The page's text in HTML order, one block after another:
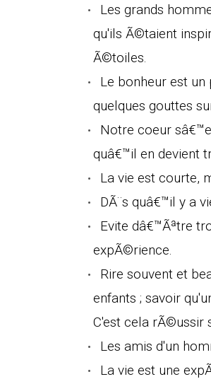
Les grands
qu'ils Ã©taient
Ã©toiles.
Le bonheur est
quelques gouttes
Notre coeur
quâ€™il en devient
La vie est courte,
DÃ¨s quâ€™il y a
Evite dâ€™Ãªtre
expÃ©rience.
Rire souvent et
enfants ; savoir
C'est cela rÃ©ussir
Les amis d'un
La vie est une